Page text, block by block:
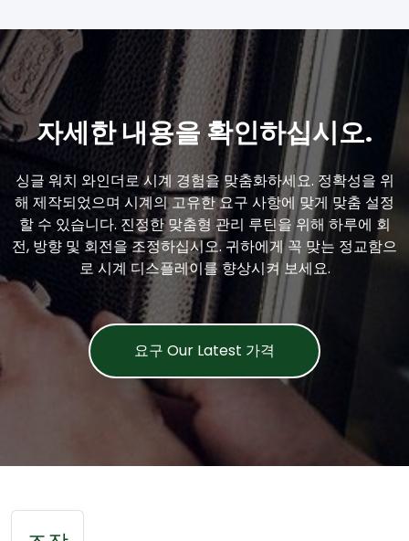
자세한 내용을 확인하십시오.
싱글 워치 와인더로 시계 경험을 맞춤화하세요. 정확성을 위
해 제작되었으며 시계의 고유한 요구 사항에 맞게 맞춤 설정
할 수 있습니다. 진정한 맞춤형 관리 루틴을 위해 하루에 회
전, 방향 및 회전을 조정하십시오. 귀하에게 꼭 맞는 정교함으
로 시계 디스플레이를 향상시켜 보세요.
요구 Our Latest 가격